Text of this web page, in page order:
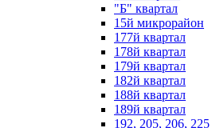
"Б" квартал
15й микрорайон
177й квартал
178й квартал
179й квартал
182й квартал
188й квартал
189й квартал
192, 205, 206, 225